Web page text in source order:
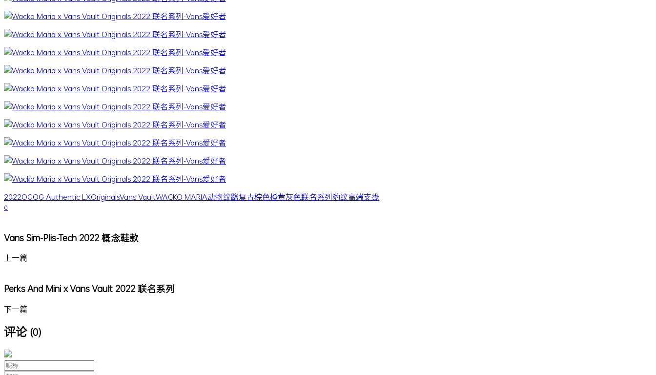
2022OGOG Authentic LXOriginalsVans VaultWACKO MARIA动物纹路复古棕色橙黄灰色联名系列豹纹高端支线
0
Vans Sim-Plis-Tech 2022 概念鞋款
上一篇
Perks And Mini x Vans Vault 2022 联名系列
下一篇
评论 (0)